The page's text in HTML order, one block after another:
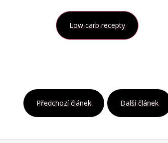
Low carb recepty
Předchozí článek Další článek